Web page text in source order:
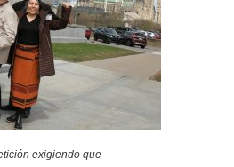
exigiendo que